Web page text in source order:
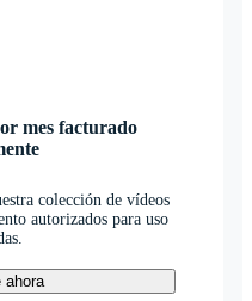
mes facturado
colección de vídeos
autorizados para uso
ahora